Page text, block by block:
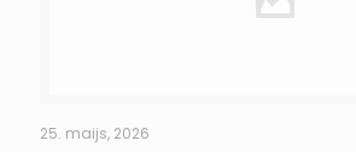
25. maijs, 2026